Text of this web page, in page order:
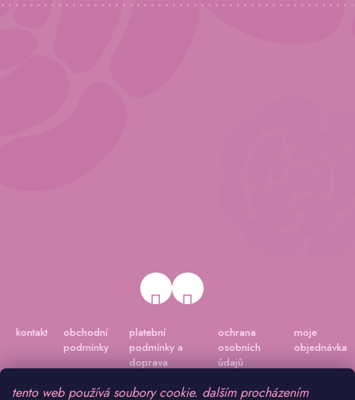
tento web používá soubory cookie. dalším procházením
kontakt
obchodní
podmínky
platební
podmínky a
doprava
ochrana
osobních
údajů
moje
objednávka